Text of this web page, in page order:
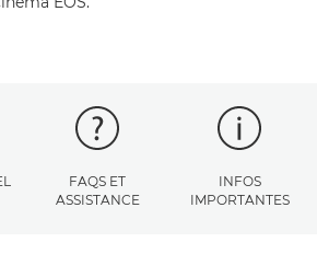
FAQS ET
ASSISTANCE
INFOS
IMPORTANTES